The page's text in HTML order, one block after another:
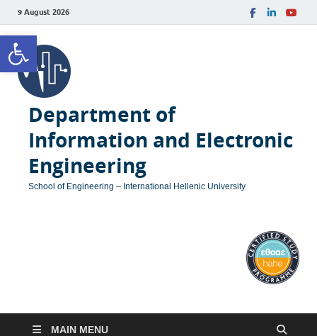
Open toolbar
9 August 2026
Department of
Information and Electronic
Engineering
School of Engineering – International Hellenic University
MAIN MENU